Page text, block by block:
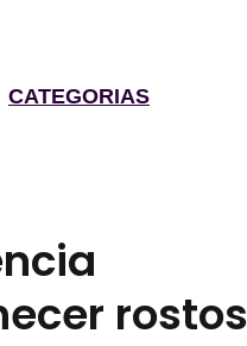
CATEGORIAS
rostos